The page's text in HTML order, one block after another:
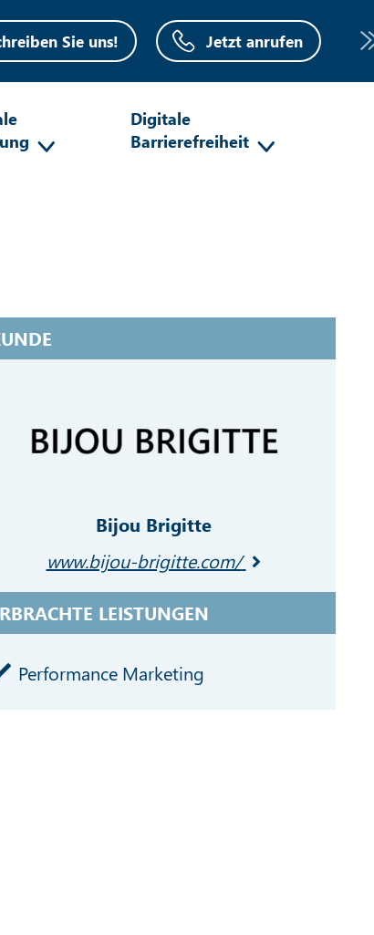
Sie uns! Jetzt anrufen
Digitale
Barrierefreiheit
Bijou Brigitte
www.bijou-brigitte.com/
LEISTUNGEN
Performance Marketing